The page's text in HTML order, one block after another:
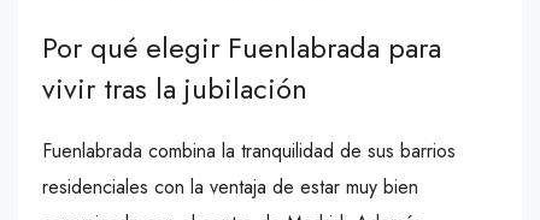
Por qué elegir Fuenlabrada para
vivir tras la jubilación
Fuenlabrada combina la tranquilidad de sus barrios
residenciales con la ventaja de estar muy bien